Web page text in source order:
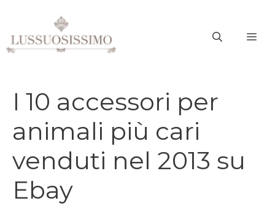
contenuto
I 10 accessori per
animali più cari
venduti nel 2013 su
Ebay